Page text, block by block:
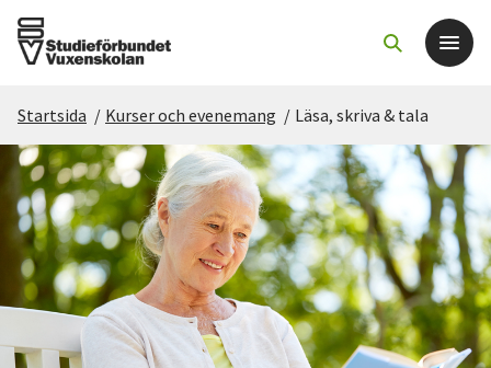
Det här gör vi
För dig som
Sök kurser och evenemang
Startsida / Kurser och evenemang / Läsa, skriva & tala